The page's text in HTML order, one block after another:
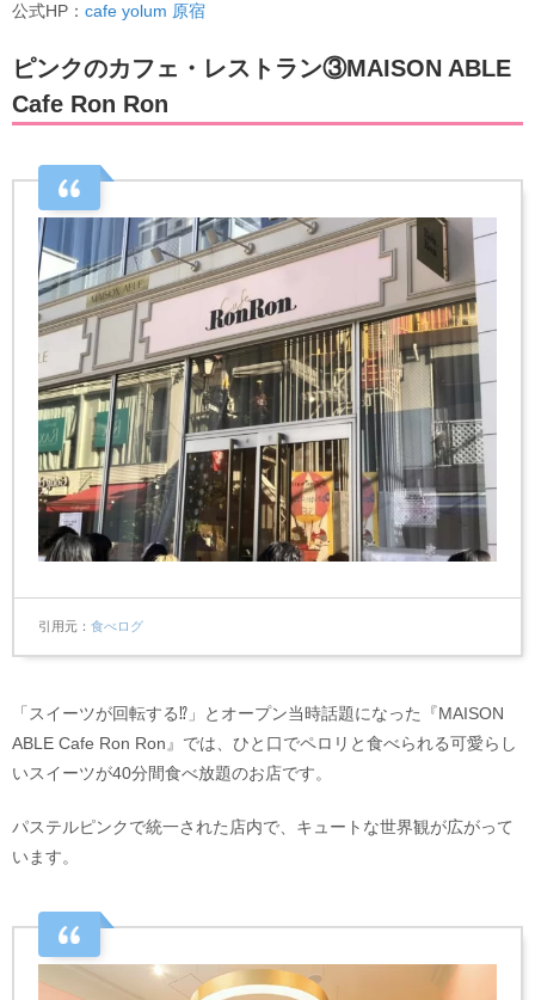
公式HP： cafe yolum 原宿
ピンクのカフェ・レストラン③MAISON ABLE
Cafe Ron Ron
引用元 食べログ
「スイーツが回転する⁉」とオープン当時話題になった『MAISON
ABLE Cafe Ron Ron』では、ひと口でペロリと食べられる可愛らし
いスイーツが40分間食べ放題のお店です。
パステルピンクで統一された店内で、キュートな世界観が広がって
います。